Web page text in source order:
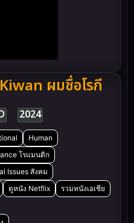
ผมชื่อโรกี
2024
Human
โรแมนติก
Issues สังคม
ดูหนัง Netflix
รวมหนังเอเชีย